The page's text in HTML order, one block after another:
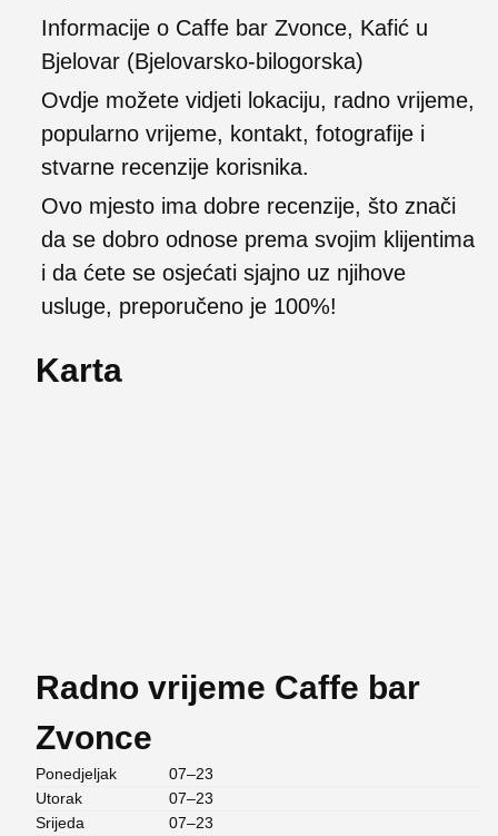
Informacije o Caffe bar Zvonce, Kafić u
Bjelovar (Bjelovarsko-bilogorska)
Ovdje možete vidjeti lokaciju, radno vrijeme,
popularno vrijeme, kontakt, fotografije i
stvarne recenzije korisnika.
Ovo mjesto ima dobre recenzije, što znači
da se dobro odnose prema svojim klijentima
i da ćete se osjećati sjajno uz njihove
usluge, preporučeno je 100%!
Karta
Radno vrijeme Caffe bar
Zvonce
Ponedjeljak
07–23
Utorak
07–23
Srijeda
07–23